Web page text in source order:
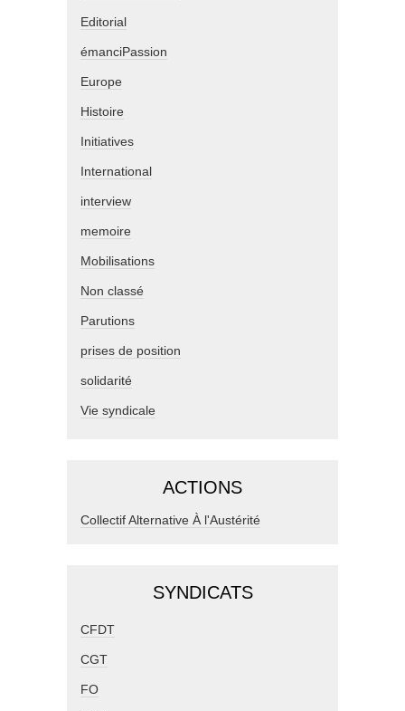
Editorial
émanciPassion
Europe
Histoire
Initiatives
International
interview
memoire
Mobilisations
Non classé
Parutions
prises de position
solidarité
Vie syndicale
ACTIONS
Collectif Alternative À l'Austérité
SYNDICATS
CFDT
CGT
FO